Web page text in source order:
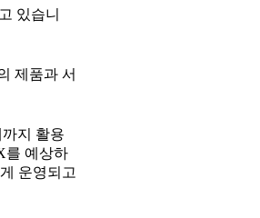
있습니
제품과 서
지 활용
를 예상하
운영되고